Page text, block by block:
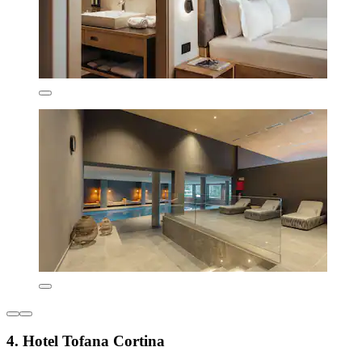
4. Hotel Tofana Cortina